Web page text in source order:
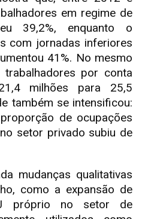
em regime de
39,2%, enquanto o
com jornadas inferiores
41%. No mesmo
por conta
milhões para 25,5
também se intensificou:
de ocupações
setor privado subiu de
mudanças qualitativas
como a expansão de
próprio no setor de